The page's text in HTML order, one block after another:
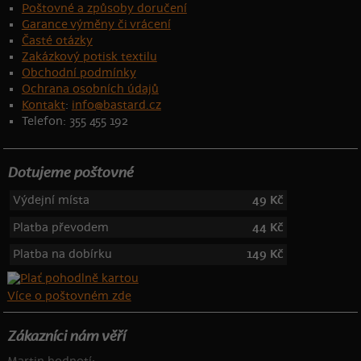
Poštovné a způsoby doručení
Garance výměny či vrácení
Časté otázky
Zakázkový potisk textilu
Obchodní podmínky
Ochrana osobních údajů
Kontakt: info@bastard.cz
Telefon: 355 455 192
Dotujeme poštovné
Výdejní místa
49 Kč
Platba převodem
44 Kč
Platba na dobírku
149 Kč
Více o poštovném zde
Zákazníci nám věří